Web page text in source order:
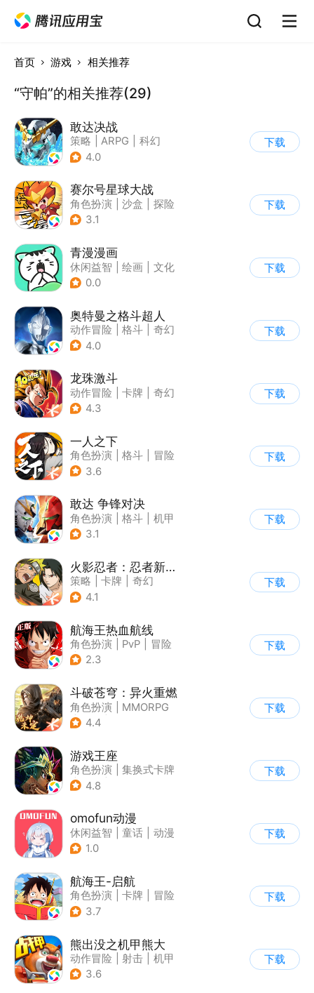
首页 游戏 相关推荐
“守帕”的相关推荐(29)
敢达决战
策略 ARPG
科幻
| 敢达
4.0
下载
赛尔号星球大战
角色扮演 沙盒
探险
| 赛尔号
3.1
下载
青漫漫画
休闲益智 绘画
文化
| 二次元
0.0
下载
奥特曼之格斗超人
动作冒险 格斗
奇幻
| 奥特曼
4.0
下载
龙珠激斗
动作冒险 卡牌
奇幻
| 龙珠
4.3
下载
一人之下
角色扮演 格斗
冒险
| 一人之下
3.6
下载
敢达 争锋对决
角色扮演 格斗
机甲
| 敢达
3.1
下载
火影忍者：忍者新世代
策略 卡牌
奇幻
| 火影
4.1
下载
航海王热血航线
角色扮演 PvP
冒险
| 海贼王
2.3
下载
斗破苍穹：异火重燃
角色扮演
MMORPG
| 奇幻
4.4
下载
游戏王座
角色扮演
集换式卡牌
| 奇幻
4.8
下载
omofun动漫
休闲益智 童话
动漫
| 卡通
1.0
下载
航海王-启航
角色扮演 卡牌
冒险
| 海贼王
3.7
下载
熊出没之机甲熊大
动作冒险 射击
机甲
| 熊出没
3.6
下载